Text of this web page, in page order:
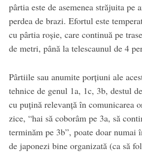
pârtia este de asemenea străjuita pe
perdea de brazi. Efortul este
cu pârtia roșie, care continuă pe
de metri, până la telescaunul de 4
Pârtiile sau anumite porțiuni ale
tehnice de genul 1a, 1c, 3b, destul
cu puțină relevanță în comunicarea
zice, “hai să coborâm pe 3a, să
terminăm pe 3b”, poate doar numai
de japonezi bine organizată (ca să